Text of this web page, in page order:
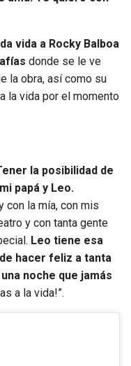
vida a Rocky Balboa
donde se le ve
la obra, así como su
la vida por el momento
la posibilidad de
papá y Leo.
con la mía, con mis
y con tanta gente
Leo tiene esa
hacer feliz a tanta
noche que jamás
a la vida!”.